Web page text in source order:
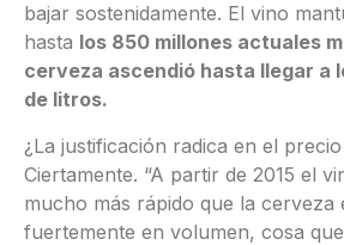
bajar sostenidamente. El vino
hasta los 850 millones actuales
cerveza ascendió hasta llegar a
de litros.
¿La justificación radica en el
Ciertamente. “A partir de 2015 el
mucho más rápido que la cerveza
fuertemente en volumen, cosa